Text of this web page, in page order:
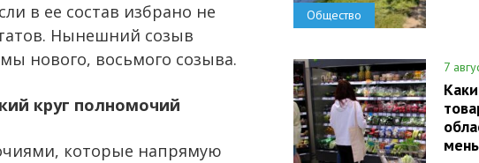
в ее состав избрано не
Нынешний созыв
нового, восьмого созыва.
круг полномочий
которые напрямую
Общество
7